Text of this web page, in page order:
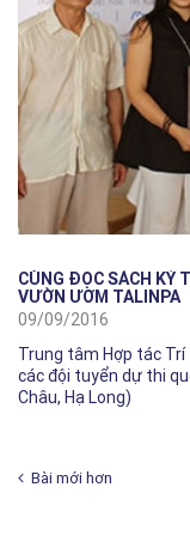
CÙNG ĐỌC SÁCH KÝ
VƯỜN ƯƠM TALINPA
09/09/2016
Trung tâm Hợp tác Trí
các đội tuyển dự thi
Châu, Hạ Long)
Bài mới hơn